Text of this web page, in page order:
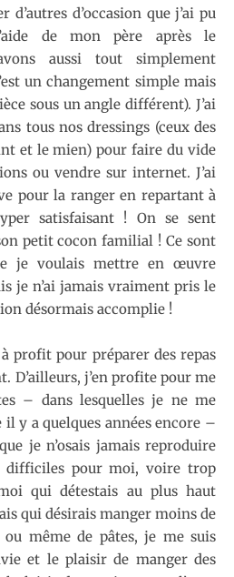
d’occasion que j’ai pu
de mon père après le
aussi tout simplement
un changement simple mais
sous un angle différent). J’ai
tous nos dressings (ceux des
et le mien) pour faire du vide
ou vendre sur internet. J’ai
pour la ranger en repartant à
satisfaisant ! On se sent
petit cocon familial ! Ce sont
je voulais mettre en œuvre
je n’ai jamais vraiment pris le
désormais accomplie !
à profit pour préparer des repas
D’ailleurs, j’en profite pour me
– dans lesquelles je ne me
y a quelques années encore –
je n’osais jamais reproduire
difficiles pour moi, voire trop
qui détestais au plus haut
qui désirais manger moins de
ou même de pâtes, je me suis
et le plaisir de manger des